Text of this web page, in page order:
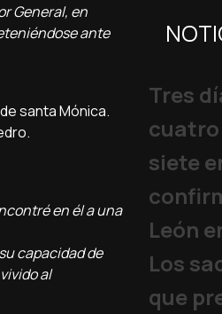
General, en
ante
santa Mónica.
en él a una
capacidad de
al
Tres
siete
León
Los
que